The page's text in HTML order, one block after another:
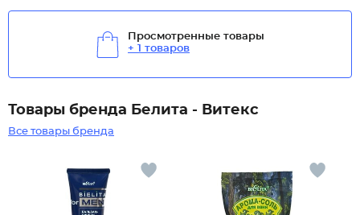
Просмотренные товары
+ 1 товаров
Товары бренда Белита - Витекс
Все товары бренда